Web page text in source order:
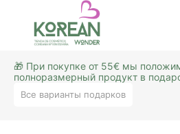
🎁 При покупке от 55€ мы
полноразмерный продукт в
Все варианты подарков